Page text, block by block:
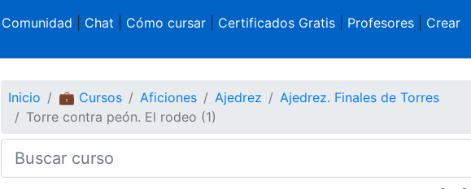
Comunidad Chat Cómo cursar| Certificados Gratis| Profesores| Crear
Inicio 💼 Cursos Aficiones Ajedrez
Ajedrez. Finales de Torres
Torre contra peón. El rodeo (1)